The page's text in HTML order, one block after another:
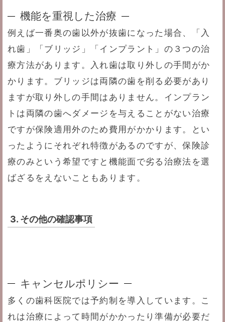
機能を重視した治療
例えば一番奥の歯以外が抜歯になった場合、「入
れ歯」「ブリッジ」「インプラント」の３つの治
療方法があります。入れ歯は取り外しの手間がか
かります。ブリッジは両隣の歯を削る必要があり
ますが取り外しの手間はありません。インプラン
トは両隣の歯へダメージを与えることがない治療
ですが保険適用外のため費用がかかります。とい
ったようにそれぞれ特徴があるのですが、保険診
療のみという希望ですと機能面で劣る治療法を選
ばざるをえないこともあります。
3. その他の確認事項
キャンセルポリシー
多くの歯科医院では予約制を導入しています。こ
れは治療によって時間がかかったり準備が必要だ